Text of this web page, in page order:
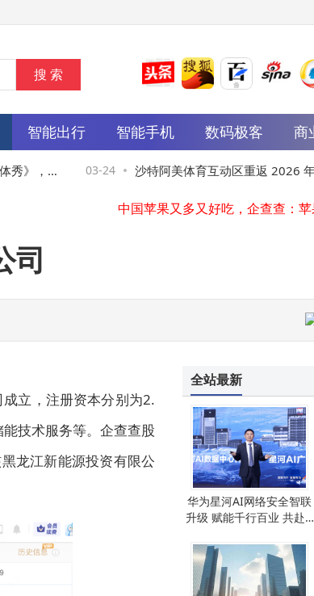
智能出行 智能手机 数码极客 商
》，演 03-24 沙特阿美体育互动区重返 2026 年
大奖赛
中科星图在
马斯克“芯”布局：从银河构想
司
立，注册资本分别为2.
技术服务等。企查查股
龙江新能源投资有限公
全站最新
华为星河AI网络安全智联
升级 赋能千行百业 共赴A